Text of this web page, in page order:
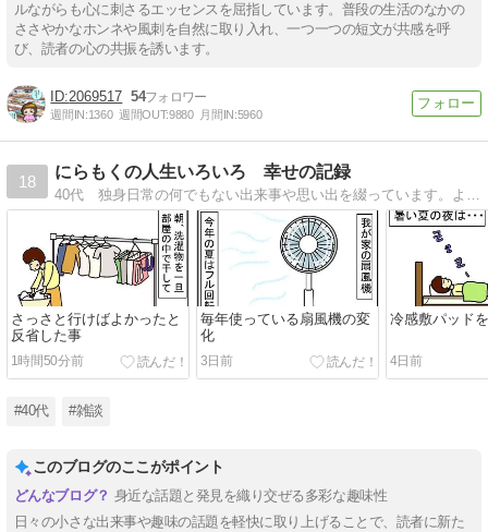
ルながらも心に刺さるエッセンスを屈指しています。普段の生活のなかの
ささやかなホンネや風刺を自然に取り入れ、一つ一つの短文が共感を呼
び、読者の心の共振を誘います。
2069517 54
週間IN:1360 週間OUT:9880 月間IN:5960
18
にらもくの人生いろいろ 幸せの記録
さっさと行けばよかったと
反省した事
1時間50分前
毎年使っている扇風機の変
化
3日前
冷感敷パッド
4日前
#40代 #雑談
このブログのここがポイント
身近な話題と発見を織り交ぜる多彩な趣味性
日々の小さな出来事や趣味の話題を軽快に取り上げることで、読者に新た